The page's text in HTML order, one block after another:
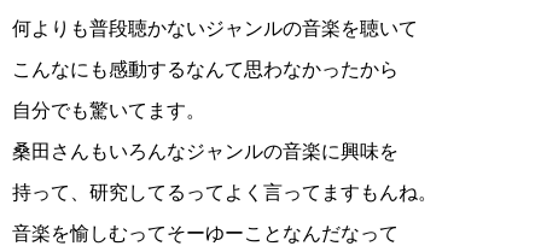
何よりも普段聴かないジャンルの音楽を聴いて
こんなにも感動するなんて思わなかったから
自分でも驚いてます。
桑田さんもいろんなジャンルの音楽に興味を
持って、研究してるってよく言ってますもんね。
音楽を愉しむってそーゆーことなんだなって